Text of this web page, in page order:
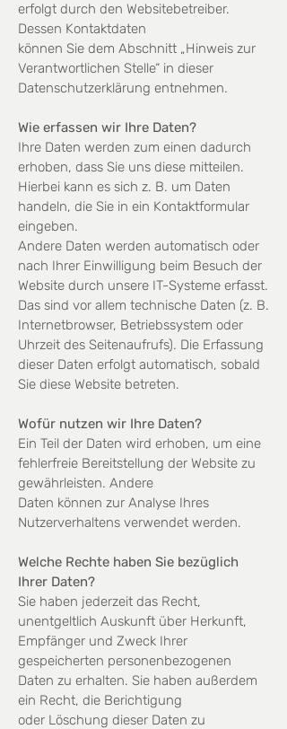
erfolgt durch den Websitebetreiber.
Dessen Kontaktdaten
können Sie dem Abschnitt „Hinweis zur
Verantwortlichen Stelle“ in dieser
Datenschutzerklärung entnehmen.
Wie erfassen wir Ihre Daten?
Ihre Daten werden zum einen dadurch
erhoben, dass Sie uns diese mitteilen.
Hierbei kann es sich z. B. um Daten
handeln, die Sie in ein Kontaktformular
eingeben.
Andere Daten werden automatisch oder
nach Ihrer Einwilligung beim Besuch der
Website durch unsere IT-Systeme erfasst.
Das sind vor allem technische Daten (z. B.
Internetbrowser, Betriebssystem oder
Uhrzeit des Seitenaufrufs). Die Erfassung
dieser Daten erfolgt automatisch, sobald
Sie diese Website betreten.
Wofür nutzen wir Ihre Daten?
Ein Teil der Daten wird erhoben, um eine
fehlerfreie Bereitstellung der Website zu
gewährleisten. Andere
Daten können zur Analyse Ihres
Nutzerverhaltens verwendet werden.
Welche Rechte haben Sie bezüglich
Ihrer Daten?
Sie haben jederzeit das Recht,
unentgeltlich Auskunft über Herkunft,
Empfänger und Zweck Ihrer
gespeicherten personenbezogenen
Daten zu erhalten. Sie haben außerdem
ein Recht, die Berichtigung
oder Löschung dieser Daten zu